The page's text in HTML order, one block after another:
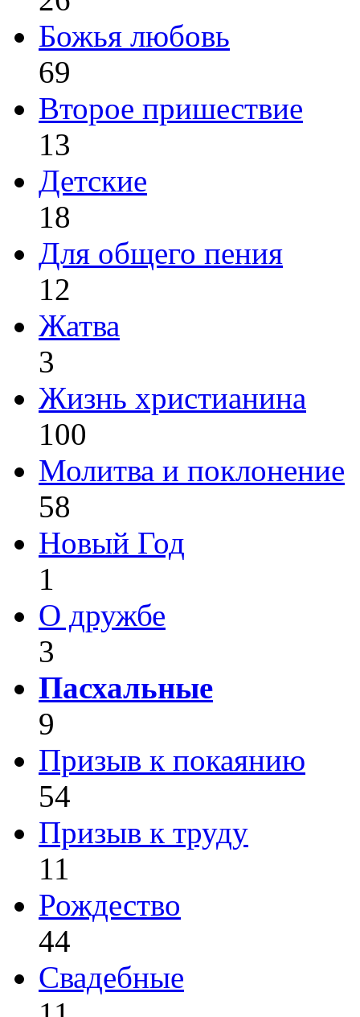
Божья любовь
69
Второе пришествие
13
Детские
18
Для общего пения
12
Жатва
3
Жизнь христианина
100
Молитва и поклонение
58
Новый Год
1
О дружбе
3
Пасхальные
9
Призыв к покаянию
54
Призыв к труду
11
Рождество
44
Свадебные